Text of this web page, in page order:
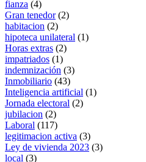
fianza (4)
Gran tenedor(2)
habitacion (2)
hipoteca unilateral (1)
Horas extras (2)
impatriados (1)
indemnización (3)
Inmobiliario (43)
Inteligencia artificial (1)
Jornada electoral (2)
jubilacion (2)
Laboral (117)
legitimacion activa (3)
Ley de vivienda 2023 (3)
local (3)